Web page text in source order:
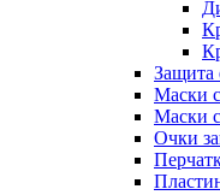
Защита
Маски
Маски
Очки